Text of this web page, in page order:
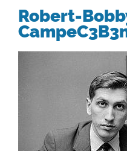
Robert-